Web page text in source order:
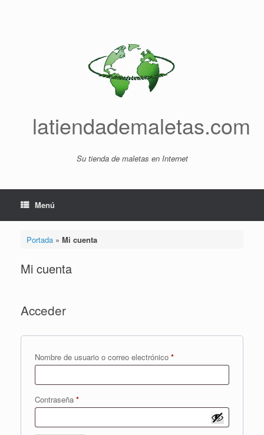
latiendademaletas.com
Su tienda de maletas en Internet
Menú
Portada» Mi cuenta
Mi cuenta
Acceder
Nombre de usuario o correo electrónico *Obligatorio
Contraseña *Obligatorio